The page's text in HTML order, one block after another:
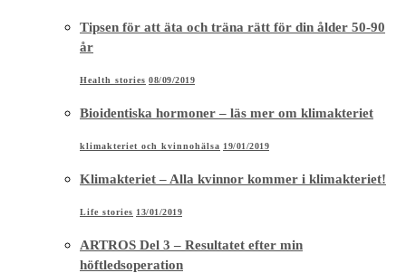
Tipsen för att äta och träna rätt för din ålder 50-90
år
Health stories 08/09/2019
Bioidentiska hormoner – läs mer om klimakteriet
klimakteriet och kvinnohälsa 19/01/2019
Klimakteriet – Alla kvinnor kommer i klimakteriet!
Life stories 13/01/2019
ARTROS Del 3 – Resultatet efter min
höftledsoperation